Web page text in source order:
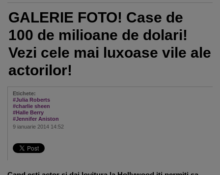
GALERIE FOTO! Case de
100 de milioane de dolari!
Vezi cele mai luxoase vile ale
actorilor!
Etichete:
#Julia Roberts
#charlie sheen
#Halle Berry
#Jennifer Aniston
9 ianuarie 2014 14:52